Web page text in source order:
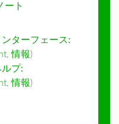
ート
ターフェース:
,情報)
プ:
,情報)